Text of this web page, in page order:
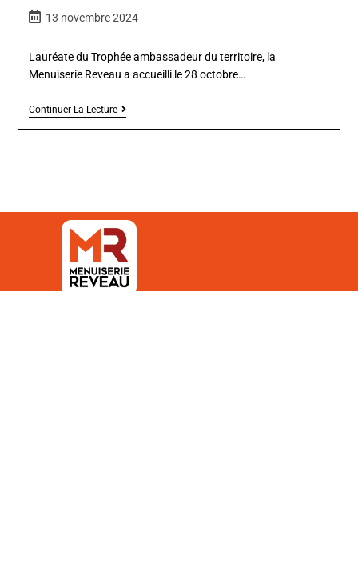
13 novembre 2024
Lauréate du Trophée ambassadeur du territoire, la
Menuiserie Reveau a accueilli le 28 octobre…
Continuer La Lecture